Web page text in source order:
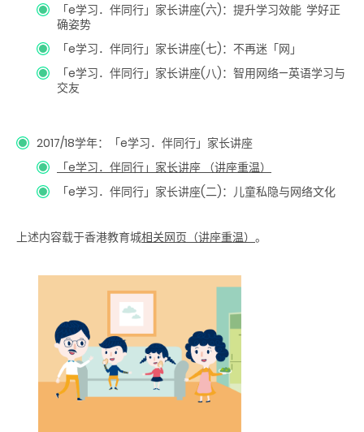
「e学习．伴同行」家长讲座(六)：提升学习效能 学好正
确姿势
「e学习．伴同行」家长讲座(七)：不再迷「网」
「e学习．伴同行」家长讲座(八)：智用网络—英语学习与
交友
2017/18学年：「e学习．伴同行」家长讲座
「e学习．伴同行」家长讲座 （讲座重温）
「e学习．伴同行」家长讲座(二)：儿童私隐与网络文化
上述内容载于香港教育城相关网页（讲座重温） 。